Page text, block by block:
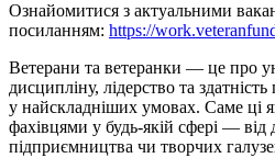
Ознайомитися з актуальними
посиланням: https://
Ветерани та ветеранки — це про
дисципліну, лідерство та
у найскладніших умовах. Саме ці
фахівцями у будь-якій сфері —
підприємництва чи творчих